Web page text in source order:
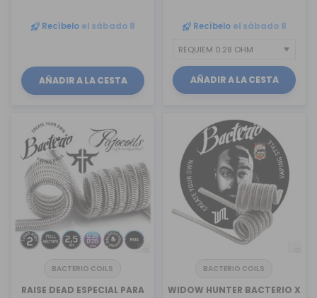
Recíbelo el sábado 8
AÑADIR A LA CESTA
Recíbelo el sábado 8
AÑADIR A LA CESTA
BACTERIO COILS
RAISE DEAD ESPECIAL PARA
BACTERIO COILS
WIDOW HUNTER BACTERIO X